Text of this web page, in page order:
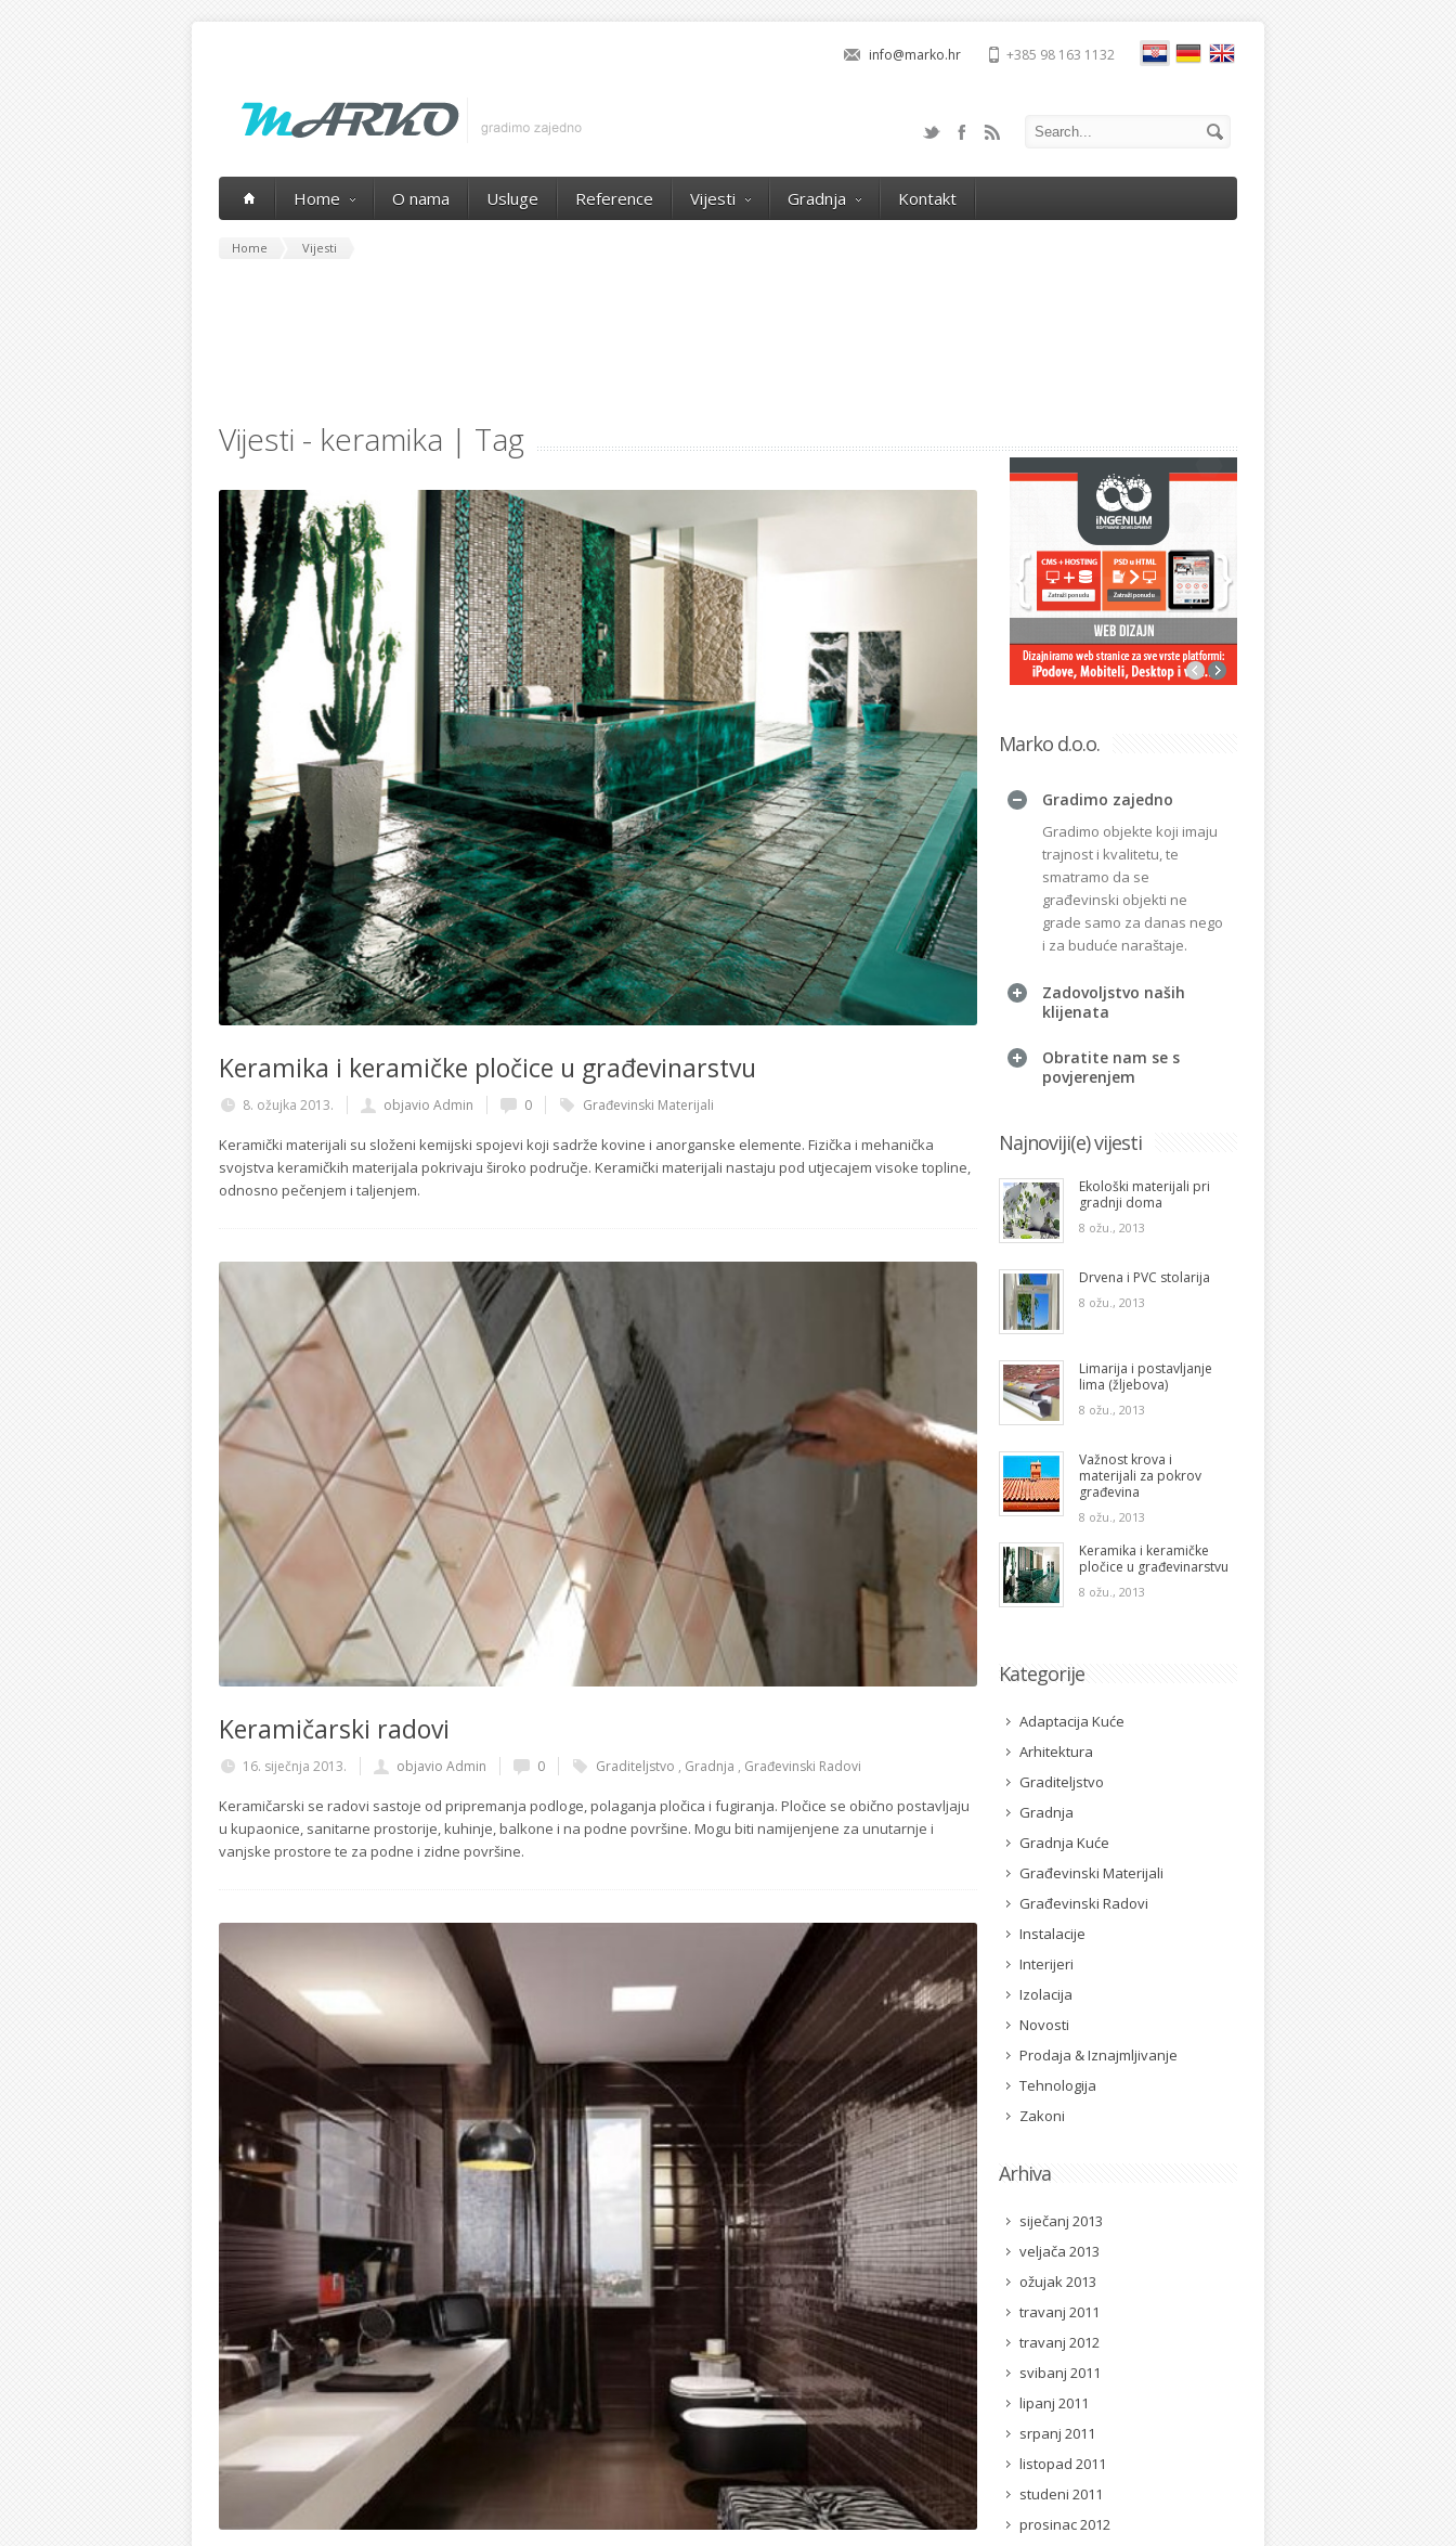
+385 98 163 1132
info@marko.hr
Home O nama Usluge Reference Vijesti Gradnja Kontakt
Home Vijesti
Vijesti - keramika | Tag
Keramika i keramičke pločice u građevinarstvu
8. ožujka 2013. objavio Admin 0 Građevinski Materijali
Keramički materijali su složeni kemijski spojevi koji sadrže kovine i anorganske elemente. Fizička i mehanička
svojstva keramičkih materijala pokrivaju široko područje. Keramički materijali nastaju pod utjecajem visoke topline,
odnosno pečenjem i taljenjem.
Keramičarski radovi
16. siječnja 2013. objavio Admin 0 Graditeljstvo , Gradnja , Građevinski Radovi
Keramičarski se radovi sastoje od pripremanja podloge, polaganja pločica i fugiranja. Pločice se obično postavljaju
u kupaonice, sanitarne prostorije, kuhinje, balkone i na podne površine. Mogu biti namijenjene za unutarnje i
vanjske prostore te za podne i zidne površine.
Marko d.o.o.
Gradimo zajedno
Gradimo objekte koji imaju
trajnost i kvalitetu, te
smatramo da se
građevinski objekti ne
grade samo za danas nego
i za buduće naraštaje.
Zadovoljstvo naših
klijenata
Obratite nam se s
povjerenjem
Najnoviji(e) vijesti
Ekološki materijali pri
gradnji doma
8 ožu., 2013
Drvena i PVC stolarija
8 ožu., 2013
Limarija i postavljanje
lima (žljebova)
8 ožu., 2013
Važnost krova i
materijali za pokrov
građevina
8 ožu., 2013
Keramika i keramičke
pločice u građevinarstvu
8 ožu., 2013
Kategorije
Adaptacija Kuće
Arhitektura
Graditeljstvo
Gradnja
Gradnja Kuće
Građevinski Materijali
Građevinski Radovi
Instalacije
Interijeri
Izolacija
Novosti
Prodaja & Iznajmljivanje
Tehnologija
Zakoni
Arhiva
siječanj 2013
veljača 2013
ožujak 2013
travanj 2011
travanj 2012
svibanj 2011
lipanj 2011
srpanj 2011
listopad 2011
studeni 2011
prosinac 2012